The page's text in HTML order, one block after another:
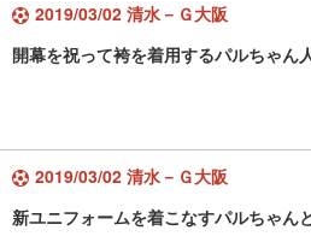
2019/03/02 清水－Ｇ大阪
開幕を祝って袴を着用するパルちゃん
2019/03/02 清水－Ｇ大阪
新ユニフォームを着こなすパルちゃん